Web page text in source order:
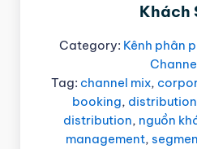
Khách
Category: Kênh phân
Tag: channel mix,
booking,
distribution, nguồn
management,